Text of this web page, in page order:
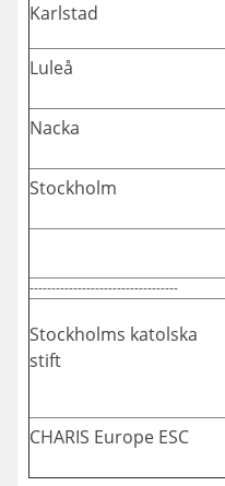
Karlstad
Luleå
Nacka
Stockholm
----------------------------------
Stockholms katolska
stift
CHARIS Europe ESC